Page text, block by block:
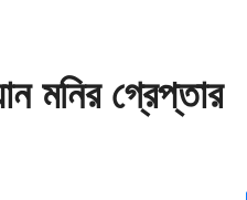
মনির গ্রেপ্তার